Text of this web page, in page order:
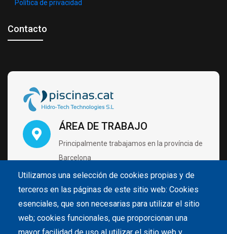
Política de privacidad
Contacto
ÁREA DE TRABAJO
Principalmente trabajamos en la província de
Barcelona
VISÍTANOS CON CITA PRÉVIA
Carrer de Pintor Velázquez 4 B2 Nave 28
Utilizamos una selección de cookies propias y de
terceros en las páginas de este sitio web: Cookies
esenciales, que son necesarias para utilizar el sitio
web; cookies funcionales, que proporcionan una